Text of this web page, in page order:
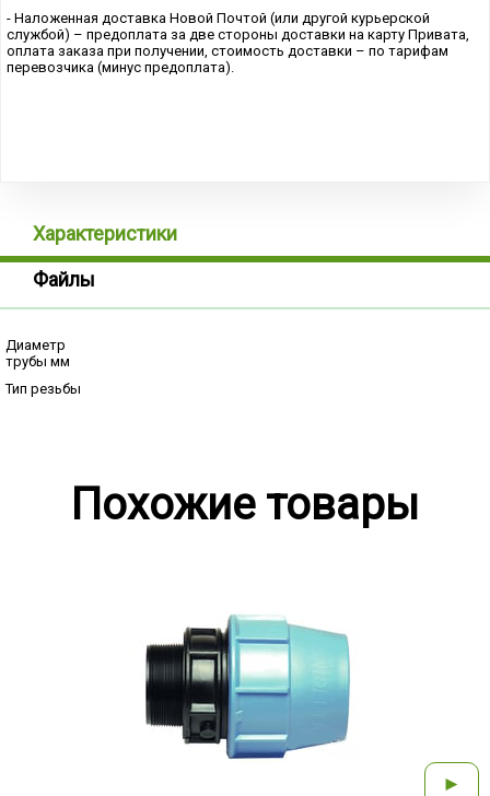
- Наложенная доставка Новой Почтой (или другой курьерской
службой) – предоплата за две стороны доставки на карту Привата,
оплата заказа при получении, стоимость доставки – по тарифам
перевозчика (минус предоплата).
Характеристики
Файлы
Диаметр
трубы мм
Тип резьбы
Похожие товары
►